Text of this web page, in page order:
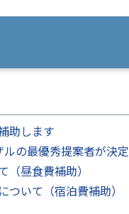
助します
の最優秀提案者が決定
（昼食費補助）
ついて（宿泊費補助）